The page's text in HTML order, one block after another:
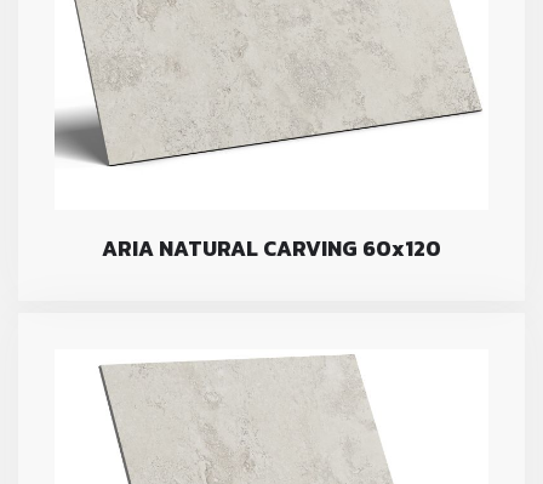
ARIA NATURAL CARVING 60x120